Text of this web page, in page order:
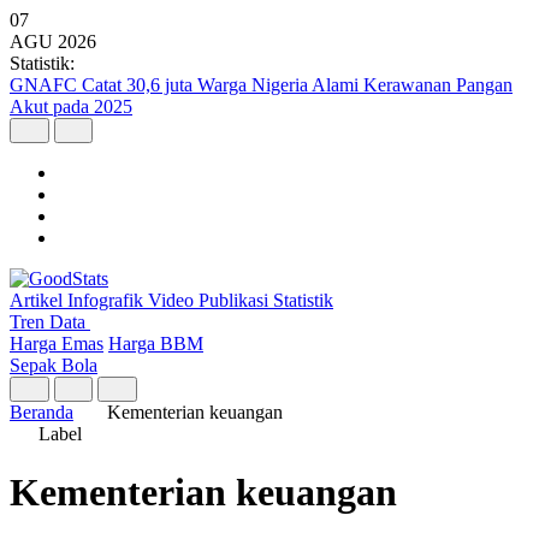
07
AGU 2026
Statistik:
Kunjungan Wisatawan Mancanegara Tembus 7 Juta per Semester I
2026
Artikel Infografik Video Publikasi Statistik
Tren Data
Harga Emas Harga BBM
Sepak Bola
Beranda
Kementerian keuangan
Label
Kementerian keuangan